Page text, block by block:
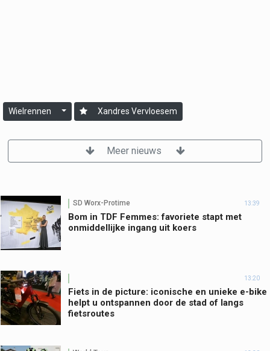
Wielrennen Xandres Vervloesem
Meer nieuws
SD Worx-Protime 13:39
Bom in TDF Femmes: favoriete stapt met
onmiddellijke ingang uit koers
13:20
Fiets in de picture: iconische en unieke e-bike
helpt u ontspannen door de stad of langs
fietsroutes